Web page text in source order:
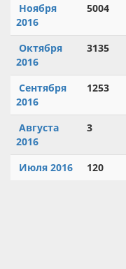
Ноября
2016
5004
Октября
2016
3135
Сентября
2016
1253
Августа
2016
3
Июля 2016 120